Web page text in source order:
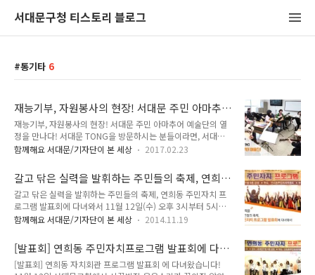
서대문구청 티스토리 블로그
통기타 6
재능기부, 자원봉사의 현장! 서대문 주민 아마추
어 예술단의 열정을 만나다!
재능기부, 자원봉사의 현장! 서대문 주민 아마추어 예술단의 열
정을 만나다! 서대문 TONG을 방문하시는 분들이라면, 서대문
구가 얼마나 다양한 문화 프로그램을 기획하고 있는지 아시겠지
니다. 바로 "주민 아마추어 예술단"인데요. 서대문구에는 재능
과 열정을 갖춘 '주민 아마추어 예술단'의 활동이 활발하게 이루
어지고 있습니다. 오늘은 주민 아마추어 예술단을 소개해 드릴게
요. ○ '주민 아마추어 예술단'이란? - 자치회관 프로그램 수강생
들이 결성한 음악, 댄스, 회화 등의 예술동아리와 자치회관의 개
'주민 아마추어 예술단' 현황 - 서대문구 12개 동 423명의 주민
들이 참여, 33개의 예술단 활동..
함께해요 서대문/기자단이 본 세상 2017.02.23
갈고 닦은 실력을 발휘하는 주민들의 축제, 연희
동 주민자치 프로그램 발표회에 다녀와서
갈고 닦은 실력을 발휘하는 주민들의 축제, 연희동 주민자치 프
로그램 발표회에 다녀와서 11월 12일(수) 오후 3시부터 5시까
지 서대문구청 대강당에서는 연희동 주민자치 프로그램 발표회
하는 연희동 자치센터의 축제였지요. 연희동 자치센터에서는 인
문학 강좌, 노래교실, 요가, 댄스, 동양화반, 서예, 체조 등 50여
개의 자치회관 프로그램이 있고, 이 프로그램들을 이용하는 수강
함께해요 서대문/기자단이 본 세상 2014.11.19
[발표회] 연희동 주민자치프로그램 발표회에 다녀
왔습니다!
[발표회] 연희동 자치회관 프로그램 발표회 에 다녀왔습니다!